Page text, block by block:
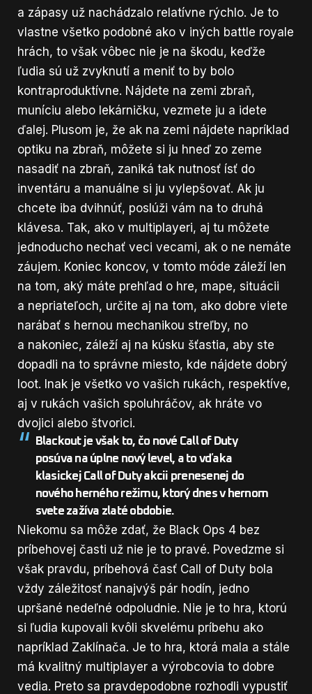
a zápasy už nachádzalo relatívne rýchlo. Je to
vlastne všetko podobné ako v iných battle royale
hrách, to však vôbec nie je na škodu, keďže
ľudia sú už zvyknutí a meniť to by bolo
kontraproduktívne. Nájdete na zemi zbraň,
muníciu alebo lekárničku, vezmete ju a idete
ďalej. Plusom je, že ak na zemi nájdete napríklad
optiku na zbraň, môžete si ju hneď zo zeme
nasadiť na zbraň, zaniká tak nutnosť ísť do
inventáru a manuálne si ju vylepšovať. Ak ju
chcete iba dvihnúť, poslúži vám na to druhá
klávesa. Tak, ako v multiplayeri, aj tu môžete
jednoducho nechať veci vecami, ak o ne nemáte
záujem. Koniec koncov, v tomto móde záleží len
na tom, aký máte prehľad o hre, mape, situácii
a nepriateľoch, určite aj na tom, ako dobre viete
narábať s hernou mechanikou streľby, no
a nakoniec, záleží aj na kúsku šťastia, aby ste
dopadli na to správne miesto, kde nájdete dobrý
loot. Inak je všetko vo vašich rukách, respektíve,
aj v rukách vašich spoluhráčov, ak hráte vo
dvojici alebo štvorici.
Blackout je však to, čo nové Call of Duty
posúva na úplne nový level, a to vďaka
klasickej Call of Duty akcii prenesenej do
nového herného režimu, ktorý dnes v hernom
svete zažíva zlaté obdobie.
Niekomu sa môže zdať, že Black Ops 4 bez
príbehovej časti už nie je to pravé. Povedzme si
však pravdu, príbehová časť Call of Duty bola
vždy záležitosť nanajvýš pár hodín, jedno
upršané nedeľné odpoludnie. Nie je to hra, ktorú
si ľudia kupovali kvôli skvelému príbehu ako
napríklad Zaklínača. Je to hra, ktorá mala a stále
má kvalitný multiplayer a výrobcovia to dobre
vedia. Preto sa pravdepodobne rozhodli vypustiť